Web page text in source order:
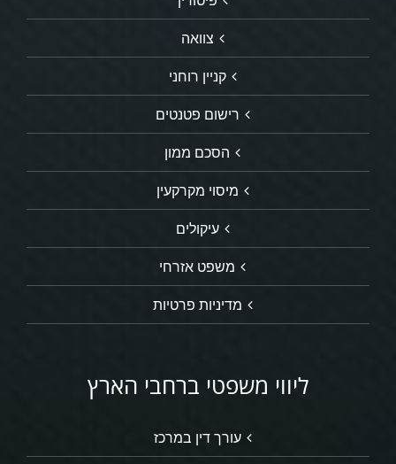
צוואה
קניין רוחני
רישום פטנטים
הסכם ממון
מיסוי מקרקעין
עיקולים
משפט אזרחי
מדיניות פרטיות
ליווי משפטי ברחבי הארץ
עורך דין במרכז